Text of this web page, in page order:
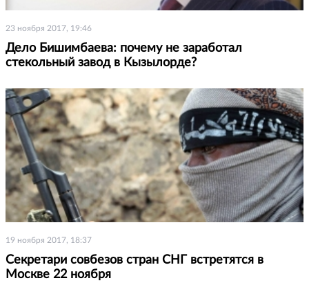
23 ноября 2017, 19:46
Дело Бишимбаева: почему не заработал
стекольный завод в Кызылорде?
19 ноября 2017, 18:37
Секретари совбезов стран СНГ встретятся в
Москве 22 ноября